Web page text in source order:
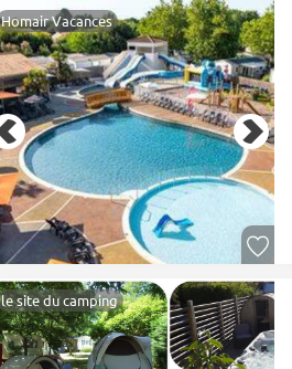
Homair Vacances
le site du camping